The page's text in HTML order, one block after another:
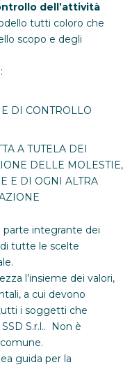
dell’attività
tutti coloro che
scopo e degli
DI CONTROLLO
A TUTELA DEI
DELLE MOLESTIE,
E DI OGNI ALTRA
parte integrante dei
tutte le scelte
l’insieme dei valori,
a cui devono
i soggetti che
S.r.l.. Non è
guida per la